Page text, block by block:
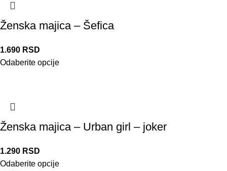
Ženska majica – Šefica
1.690 RSD
Odaberite opcije
Ženska majica – Urban girl – joker
1.290 RSD
Odaberite opcije